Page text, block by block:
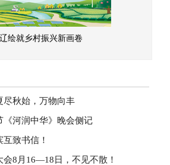
绘就乡村振兴新画卷
尽秋始，万物向丰
《河润中华》晚会侧记
致书信！
会8月16—18日，不见不散！